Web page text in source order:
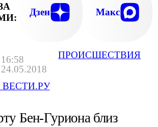
16:58
24.05.2018
ПРОИСШЕСТВИЯ
Дзен Макс
Бен-Гуриона близ